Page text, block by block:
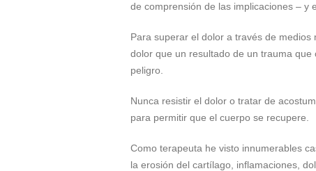
de comprensión de las implicaciones – y
Para superar el dolor a través de
dolor que un resultado de un trauma
peligro.
Nunca resistir el dolor o tratar de
para permitir que el cuerpo se recupere.
Como terapeuta he visto innumerables
la erosión del cartílago, inflamaciones,